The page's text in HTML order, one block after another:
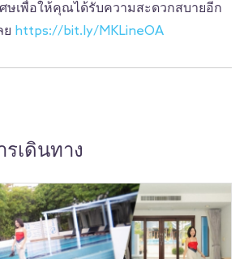
ษเพื่อให้คุณได้รับความสะดวกสบายอีก
ย https://bit.ly/MKLineOA
เดินทาง